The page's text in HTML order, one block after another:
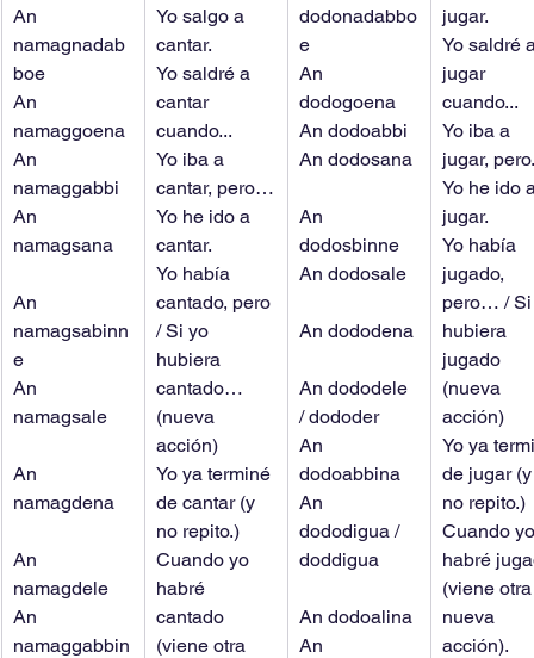
An
namagnadab
boe
An
namaggoena
An
namaggabbi
An
namagsana
An
namagsabinn
e
An
namagsale
An
namagdena
An
namagdele
An
namaggabbin
Yo salgo a
cantar.
Yo saldré a
cantar
cuando...
Yo iba a
cantar, pero…
Yo he ido a
cantar.
Yo había
cantado, pero
/ Si yo
hubiera
cantado…
(nueva
acción)
Yo ya terminé
de cantar (y
no repito.)
Cuando yo
habré
cantado
(viene otra
dodonadabbo
e
An
dodogoena
An dodoabbi
An dodosana
An
dodosbinne
An dodosale
An dododena
An dododele
/ dododer
An
dodoabbina
An
dododigua /
doddigua
An dodoalina
An
jugar.
Yo saldré
jugar
cuando...
Yo iba a
jugar,
Yo he ido
jugar.
Yo había
jugado,
pero… /
hubiera
jugado
(nueva
acción)
Yo ya
de jugar
no repito.)
Cuando
habré
(viene
nueva
acción).